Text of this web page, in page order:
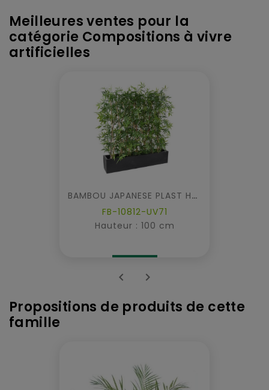
Meilleures ventes pour la
catégorie Compositions à vivre
artificielles
BAMBOU JAPANESE PLAST HAIE DENSE UV EN JARDINIERE
FB-10812-UV71
Hauteur : 100 cm
 
Propositions de produits de cette
famille